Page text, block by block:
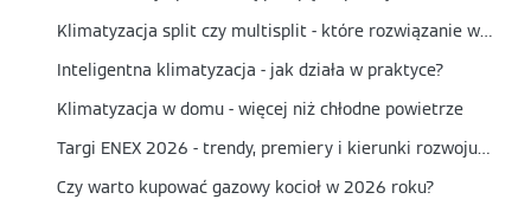
Klimatyzacja split czy multisplit - które rozwiązanie wybrać?
Inteligentna klimatyzacja - jak działa w praktyce?
Klimatyzacja w domu - więcej niż chłodne powietrze
Targi ENEX 2026 - trendy, premiery i kierunki rozwoju energetyki
Czy warto kupować gazowy kocioł w 2026 roku?